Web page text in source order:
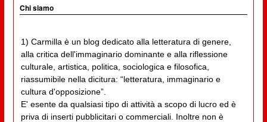
Chi siamo
1) Carmilla è un blog dedicato alla letteratura di genere,
alla critica dell'immaginario dominante e alla riflessione
culturale, artistica, politica, sociologica e filosofica,
riassumibile nella dicitura: “letteratura, immaginario e
cultura d'opposizione”.
E' esente da qualsiasi tipo di attività a scopo di lucro ed è
priva di inserti pubblicitari o commerciali. Inoltre non è